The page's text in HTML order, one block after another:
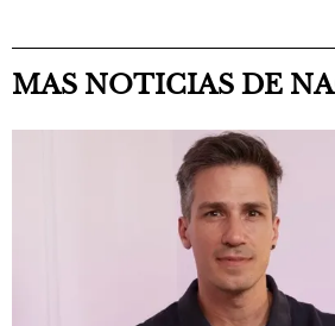
MAS NOTICIAS DE